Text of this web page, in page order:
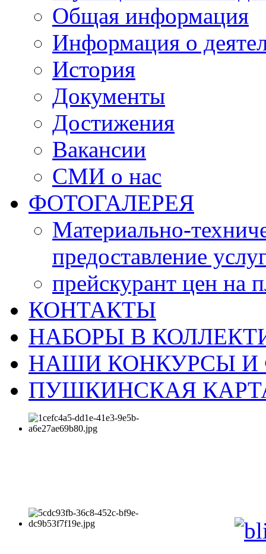
Общая информация
Информация о
История
Документы
Достижения
Вакансии
СМИ о нас
ФОТОГАЛЕРЕЯ
Материально-
предоставление
прейскурант цен на
КОНТАКТЫ
НАБОРЫ В
НАШИ КОНКУРСЫ И
ПУШКИНСКАЯ